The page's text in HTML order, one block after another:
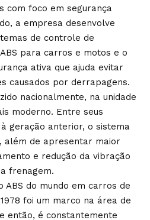
com foco em segurança
a empresa desenvolve
de controle de
para carros e motos e o
ativa que ajuda evitar
causados por derrapagens.
nacionalmente, na unidade
moderno. Entre seus
geração anterior, o sistema
além de apresentar maior
e redução da vibração
frenagem.
ABS do mundo em carros de
foi um marco na área de
então, é constantemente